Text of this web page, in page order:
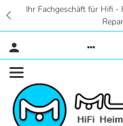
Ihr Fachgeschäft für Hifi